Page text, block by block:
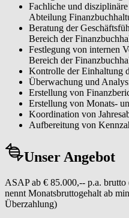
Fachliche und
Abteilung
Beratung der
Bereich der
Festlegung von internen
Bereich der
Kontrolle der Einhaltung
Überwachung und
Erstellung von
Erstellung von Monats-
Koordination von
Aufbereitung von
Unser Angebot
ASAP ab € 85.000,-- p.a.
nennt Monatsbruttogehalt ab
Überzahlung)